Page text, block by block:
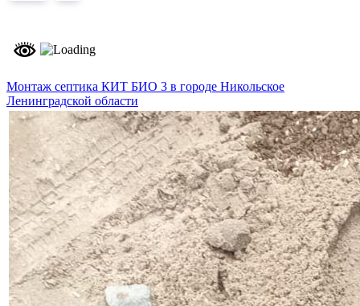
Монтаж септика КИТ БИО 3 в городе Никольское
Ленинградской области